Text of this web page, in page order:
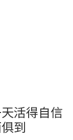
活得自信
到